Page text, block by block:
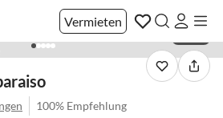
Vermieten
100% Empfehlung